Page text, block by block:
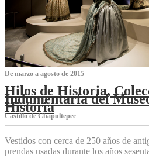
De marzo a agosto de 2015
Hilos de Historia,
Indumentaria del
Historia
Castillo de Chapultepec
Vestidos con cerca de 250 años de
prendas usadas durante los años